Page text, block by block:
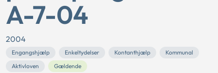
A-7-04
2004
Engangshjælp Enkeltydelser Kontanthjælp
Kommunal
Aktivloven
Gældende